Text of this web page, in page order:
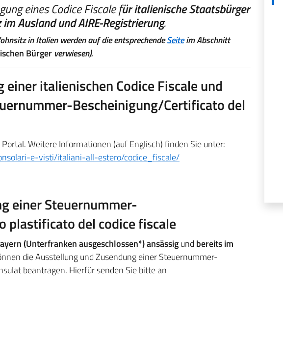
eines Codice Fiscale für italienische Staatsbürger
Ausland und AIRE-Registrierung.
in Italien werden auf die entsprechendeSeiteim Abschnitt
Bürger verwiesen).
italienischen Codice Fiscale und
Bescheinigung/Certificato del
Portal. Weitere Informationen (auf Englisch) finden Sie unter:
e-visti/italiani-all-estero/codice_fiscale/
einer Steuernummer-
plastificato del codice fiscale
(Unterfranken ausgeschlossen*) ansässigund bereits im
die Ausstellung und Zusendung einer Steuernummer-
beantragen. Hierfür senden Sie bitte an